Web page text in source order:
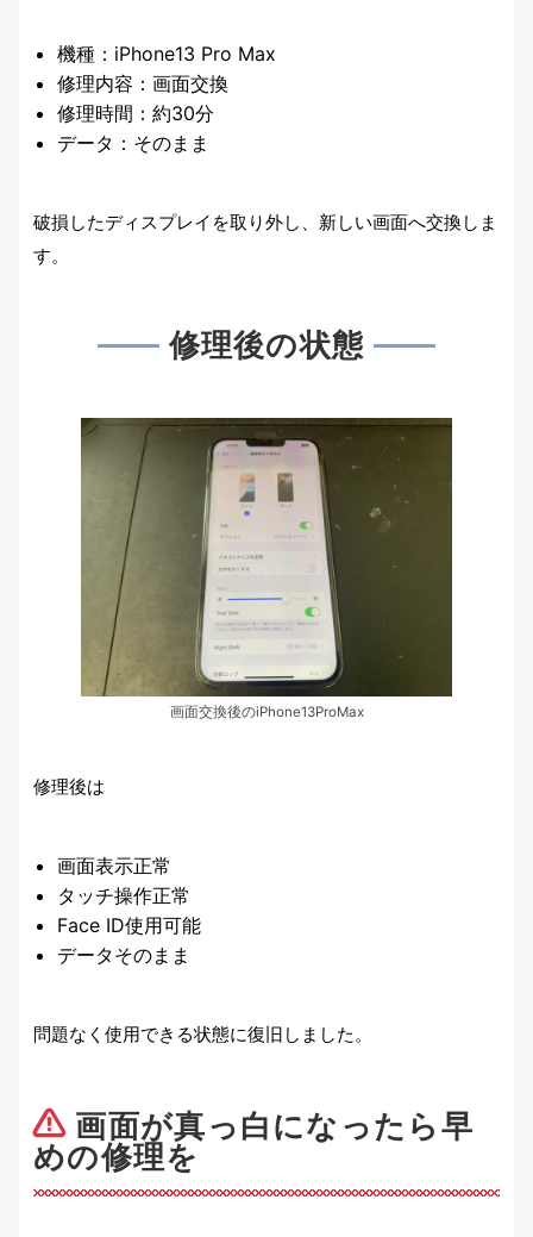
機種：iPhone13 Pro Max
修理内容：画面交換
修理時間：約30分
データ：そのまま
破損したディスプレイを取り外し、新しい画面へ交換しま
す。
修理後の状態
画面交換後のiPhone13ProMax
修理後は
画面表示正常
タッチ操作正常
Face ID使用可能
データそのまま
問題なく使用できる状態に復旧しました。
画面が真っ白になったら早
めの修理を